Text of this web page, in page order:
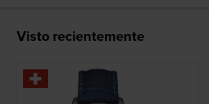
Visto recientemente